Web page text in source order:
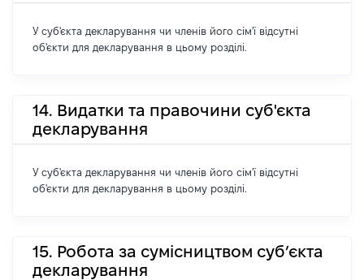
У суб'єкта декларування чи членів його сім'ї відсутні
об'єкти для декларування в цьому розділі.
14. Видатки та правочини суб'єкта
декларування
У суб'єкта декларування чи членів його сім'ї відсутні
об'єкти для декларування в цьому розділі.
15. Робота за сумісництвом суб’єкта
декларування